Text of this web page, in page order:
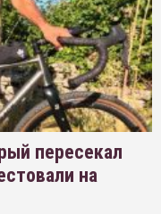
пересекал
на